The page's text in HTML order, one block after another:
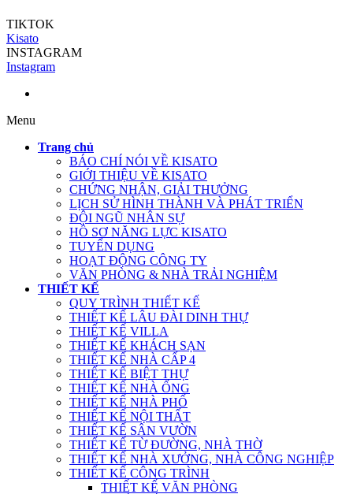
TIKTOK
Kisato
INSTAGRAM
Instagram
Menu
Trang chủ
BÁO CHÍ NÓI VỀ KISATO
GIỚI THIỆU VỀ KISATO
CHỨNG NHẬN, GIẢI THƯỞNG
LỊCH SỬ HÌNH THÀNH VÀ PHÁT TRIỂN
ĐỘI NGŨ NHÂN SỰ
HỒ SƠ NĂNG LỰC KISATO
TUYỂN DỤNG
HOẠT ĐỘNG CÔNG TY
VĂN PHÒNG & NHÀ TRẢI NGHIỆM
THIẾT KẾ
QUY TRÌNH THIẾT KẾ
THIẾT KẾ LÂU ĐÀI DINH THỰ
THIẾT KẾ VILLA
THIẾT KẾ KHÁCH SẠN
THIẾT KẾ NHÀ CẤP 4
THIẾT KẾ BIỆT THỰ
THIẾT KẾ NHÀ ỐNG
THIẾT KẾ NHÀ PHỐ
THIẾT KẾ NỘI THẤT
THIẾT KẾ SÂN VƯỜN
THIẾT KẾ TỪ ĐƯỜNG, NHÀ THỜ
THIẾT KẾ NHÀ XƯỞNG, NHÀ CÔNG NGHIỆP
THIẾT KẾ CÔNG TRÌNH
THIẾT KẾ VĂN PHÒNG